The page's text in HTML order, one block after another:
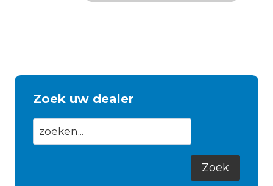
Zoek uw dealer